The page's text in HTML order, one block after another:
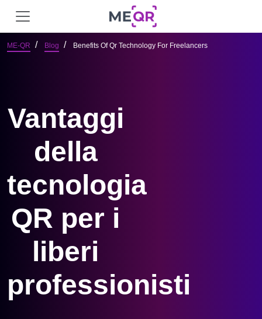
ME-QR Blog Benefits Of Qr Technology For Freelancers
Vantaggi
della
tecnologia
QR per i
liberi
professionisti